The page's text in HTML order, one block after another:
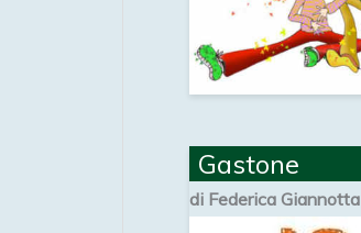
Gastone
di Federica Giannotta